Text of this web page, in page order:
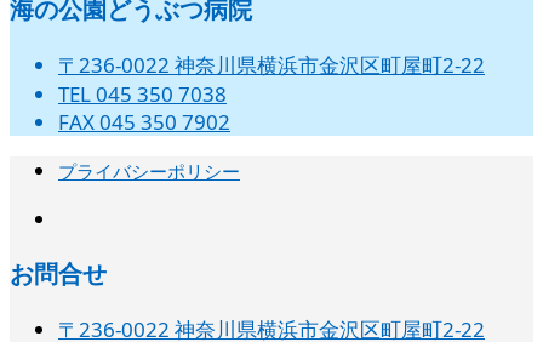
海の公園どうぶつ病院
〒236-0022 神奈川県横浜市金沢区町屋町2-22
TEL 045 350 7038
FAX 045 350 7902
プライバシーポリシー
お問合せ
〒236-0022 神奈川県横浜市金沢区町屋町2-22